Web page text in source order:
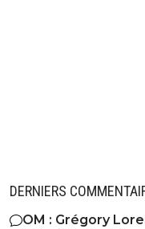
DERNIERS
OM : Grégory